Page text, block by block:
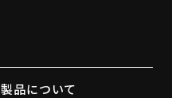
製品について